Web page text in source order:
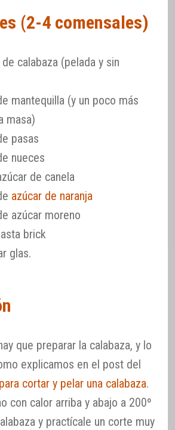
(2-4 comensales)
calabaza (pelada y sin
mantequilla (y un poco más
masa)
pasas
nueces
de canela
azúcar de naranja
azúcar moreno
brick
glas.
que preparar la calabaza, y lo
explicamos en el post del
cortar y pelar una calabaza.
con calor arriba y abajo a 200º
y practícale un corte muy